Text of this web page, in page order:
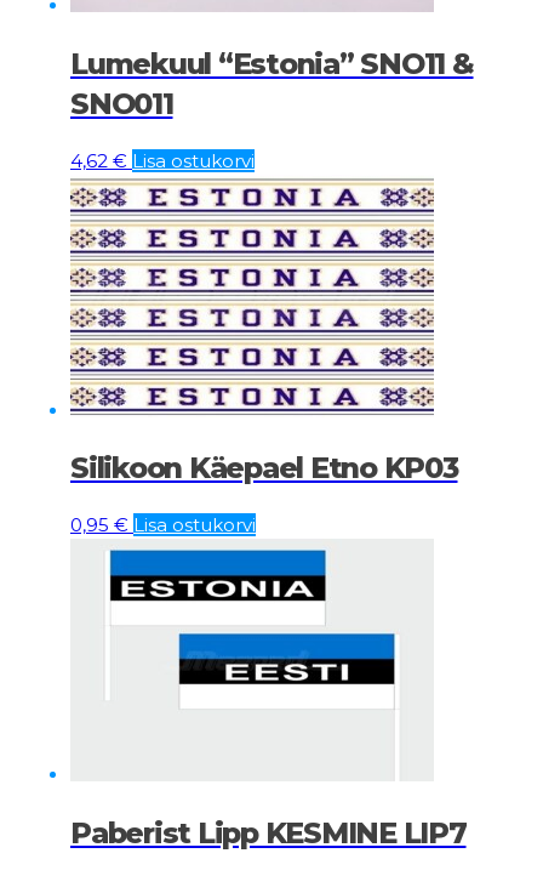
Lumekuul “Estonia” SNO11 &
SNO011
4,62 € Lisa ostukorvi
Silikoon Käepael Etno KP03
0,95 € Lisa ostukorvi
Paberist Lipp KESMINE LIP7